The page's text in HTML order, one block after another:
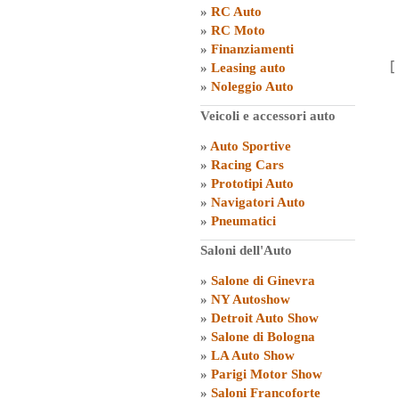
» RC Auto
» RC Moto
» Finanziamenti
» Leasing auto
» Noleggio Auto
Veicoli e accessori auto
» Auto Sportive
» Racing Cars
» Prototipi Auto
» Navigatori Auto
» Pneumatici
Saloni dell'Auto
» Salone di Ginevra
» NY Autoshow
» Detroit Auto Show
» Salone di Bologna
» LA Auto Show
» Parigi Motor Show
» Saloni Francoforte
[